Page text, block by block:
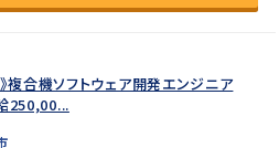
複合機ソフトウェア開発エンジニア
250,00...